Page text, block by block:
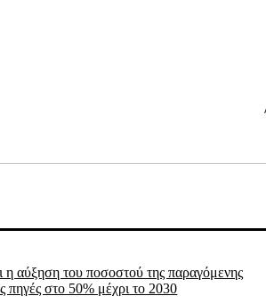
η αύξηση του ποσοστού της παραγόμενης
πηγές στο 50% μέχρι το 2030